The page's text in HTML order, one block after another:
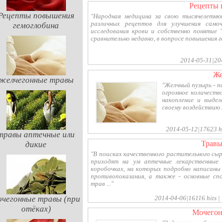
повышения
гемоглобина
травы
аптечные или
дикие
травы (при
отёках)
"Народная медицина за свою
различных рецептов для улучшения
исследования крови и собственно
сравнительно недавно, в вопросе повышения
2014-05-
"Желчный пузырь -
огромное
накопление и
своему
2014-05-12|17623
"В поисках качественного растительного
приходят на ум аптечные
коробочках, на которых подробно
противопоказания, а также - основные
трав ..."
2014-04-06|16116 hits |